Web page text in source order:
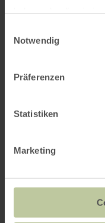
Notwendig
Präferenzen
Statistiken
Marketing
Ökohof